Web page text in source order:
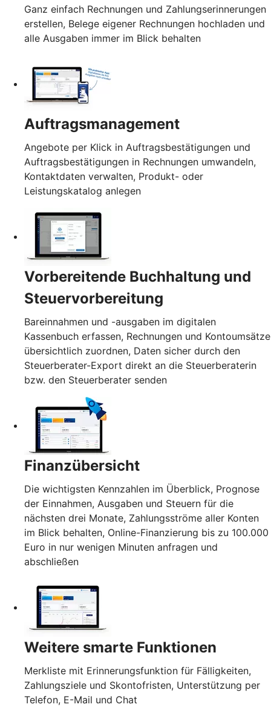
Ganz einfach Rechnungen und Zahlungserinnerungen
erstellen, Belege eigener Rechnungen hochladen und
alle Ausgaben immer im Blick behalten
Auftragsmanagement
Angebote per Klick in Auftragsbestätigungen und
Auftragsbestätigungen in Rechnungen umwandeln,
Kontaktdaten verwalten, Produkt- oder
Leistungskatalog anlegen
Vorbereitende Buchhaltung und
Steuervorbereitung
Bareinnahmen und -ausgaben im digitalen
Kassenbuch erfassen, Rechnungen und Kontoumsätze
übersichtlich zuordnen, Daten sicher durch den
Steuerberater-Export direkt an die Steuerberaterin
bzw. den Steuerberater senden
Finanzübersicht
Die wichtigsten Kennzahlen im Überblick, Prognose
der Einnahmen, Ausgaben und Steuern für die
nächsten drei Monate, Zahlungsströme aller Konten
im Blick behalten, Online-Finanzierung bis zu 100.000
Euro in nur wenigen Minuten anfragen und
abschließen
Weitere smarte Funktionen
Merkliste mit Erinnerungsfunktion für Fälligkeiten,
Zahlungsziele und Skontofristen, Unterstützung per
Telefon, E-Mail und Chat